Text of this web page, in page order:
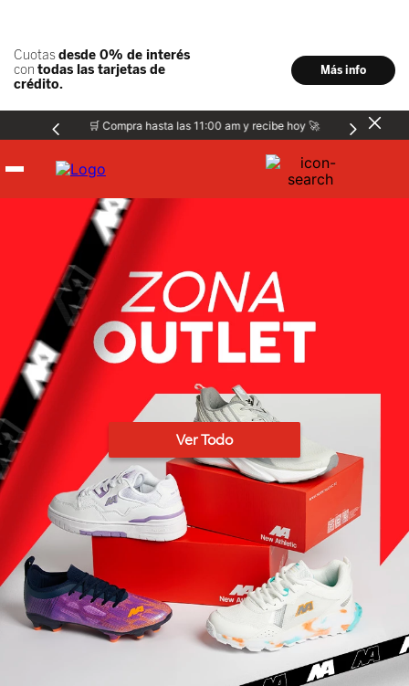
🛒 Compra hasta las 11:00 am y recibe hoy 🚀
Hombre
Mujer
Niños
Accesorios
🏃‍♀️🏃‍♂️ Zona del Hincha
👀 Lo Nuevo
🤑 Zona Outlet
Mi cuenta
Ver Todo